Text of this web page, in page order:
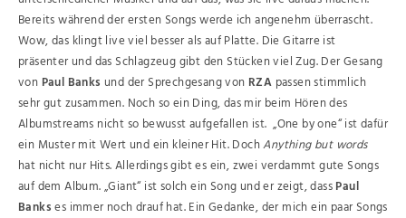
Bereits während der ersten Songs werde ich angenehm überrascht.
Wow, das klingt live viel besser als auf Platte. Die Gitarre ist
präsenter und das Schlagzeug gibt den Stücken viel Zug. Der Gesang
von Paul Banks und der Sprechgesang von RZA passen stimmlich
sehr gut zusammen. Noch so ein Ding, das mir beim Hören des
Albumstreams nicht so bewusst aufgefallen ist. „One by one“ ist dafür
ein Muster mit Wert und ein kleiner Hit. DochAnything but words
hat nicht nur Hits. Allerdings gibt es ein, zwei verdammt gute Songs
auf dem Album. „Giant“ ist solch ein Song und er zeigt, dassPaul
Bankses immer noch drauf hat. Ein Gedanke, der mich ein paar Songs